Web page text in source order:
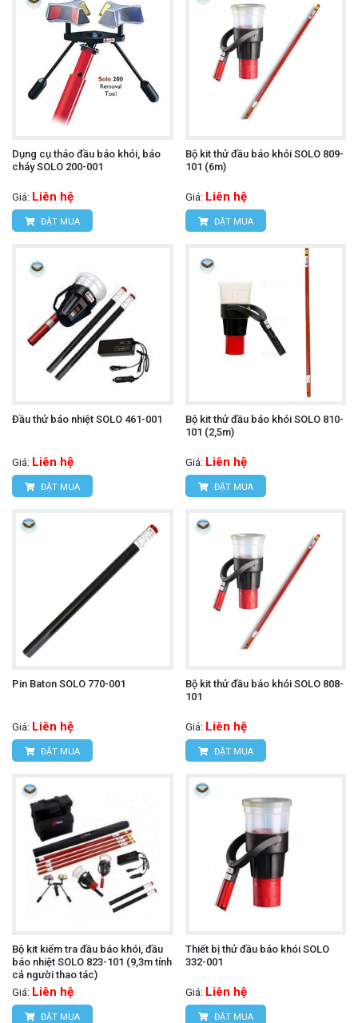
Dụng cụ tháo đầu báo khói, báo
cháy SOLO 200-001
Giá: Liên hệ
ĐẶT MUA
Bộ kit thử đầu báo khói SOLO 809-
101 (6m)
Giá: Liên hệ
ĐẶT MUA
Đầu thử báo nhiệt SOLO 461-001
Giá: Liên hệ
ĐẶT MUA
Bộ kit thử đầu báo khói SOLO 810-
101 (2,5m)
Giá: Liên hệ
ĐẶT MUA
Pin Baton SOLO 770-001
Giá: Liên hệ
ĐẶT MUA
Bộ kit thử đầu báo khói SOLO 808-
101
Giá: Liên hệ
ĐẶT MUA
Bộ kit kiểm tra đầu báo khói, đầu
báo nhiệt SOLO 823-101 (9,3m tính
cả người thao tác)
Giá: Liên hệ
ĐẶT MUA
Thiết bị thử đầu báo khói SOLO
332-001
Giá: Liên hệ
ĐẶT MUA